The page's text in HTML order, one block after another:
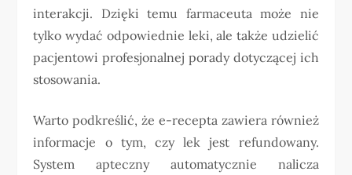
interakcji. Dzięki temu farmaceuta może nie
tylko wydać odpowiednie leki, ale także udzielić
pacjentowi profesjonalnej porady dotyczącej ich
stosowania.
Warto podkreślić, że e-recepta zawiera również
informacje o tym, czy lek jest refundowany.
System apteczny automatycznie nalicza